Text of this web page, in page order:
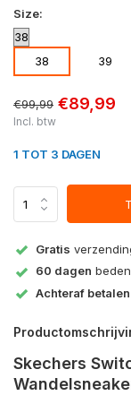
Size:
38 39
€99,99 €89,99
Incl. btw
1 TOT 3 DAGEN
Gratis
60 dagen
Achteraf betalen
Skechers